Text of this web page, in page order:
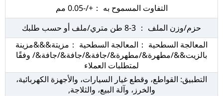
التفاوت المسموح به ：+/-0.05 مم
حزم/وزن الملف ： 3-8 طن متري/ملف أو حسب طلبك
المعالجة السطحية ：المعالجة السطحية ：مزيتة&&&مزينة
بالزيت&&/مطهرة&/مطهرة&/جافة&/جافة&/جافة&/ وفقًا
لمتطلبات العملاء
التطبيق: القواطع، وقطع غيار السيارات، والأجهزة الكهربائية،
والخرز، وآلة البيع، والثلاجة,